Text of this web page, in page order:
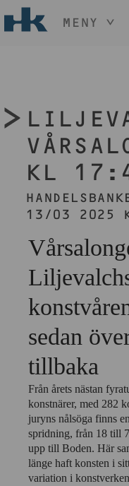
MENY
EVENEMANG
MEDLEM
KL
13/03 2025
sedan
tillbaka
Från årets nästan
konstnärer, med 282
juryns nålsöga finns
spridning, från 18 till
upp till Boden. Här
länge haft konsten i
variation i